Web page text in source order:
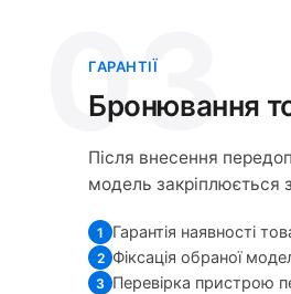
03
ГАРАНТІЇ
Бронювання
Після внесення
модель закріплюється
1 Гарантія наявності
2 Фіксація обраної
3 Перевірка пристрою